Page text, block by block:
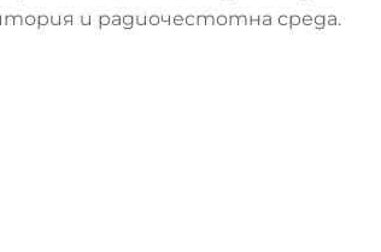
и радиочестотна среда.